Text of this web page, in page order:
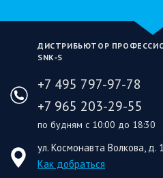
ДИСТРИБЬЮТОР
SNK‑S
+7 495 797-97-78
+7 965 203-29-55
по будням с 10:00 до 18:30
ул. Космонавта Волкова, д.
Как добраться